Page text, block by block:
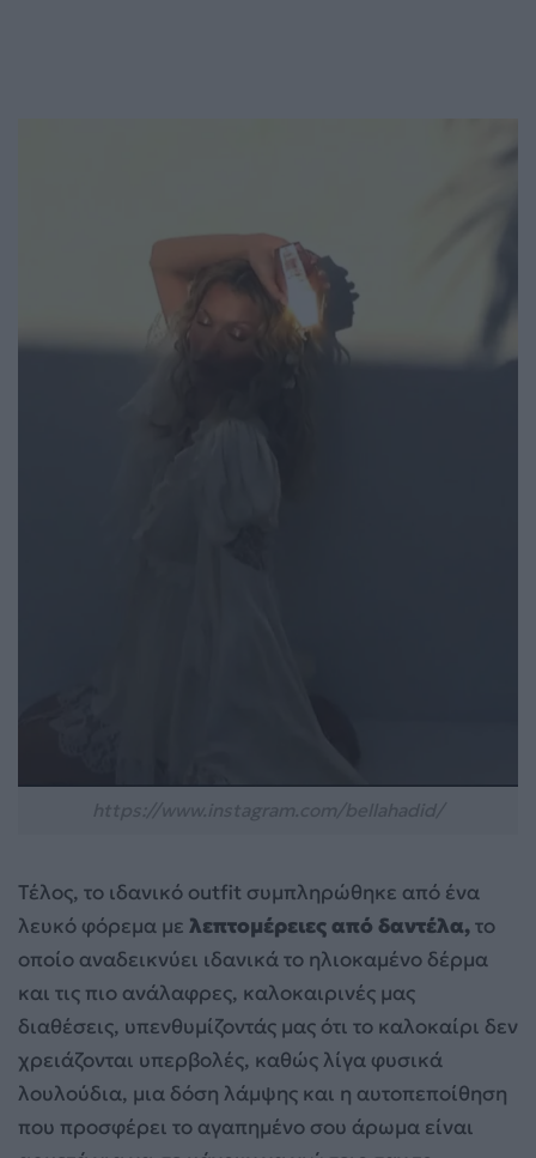
Τέλος, το ιδανικό outfit συμπληρώθηκε από ένα
λευκό φόρεμα με λεπτομέρειες από δαντέλα,το
οποίο αναδεικνύει ιδανικά το ηλιοκαμένο δέρμα
και τις πιο ανάλαφρες, καλοκαιρινές μας
διαθέσεις, υπενθυμίζοντάς μας ότι το καλοκαίρι δεν
χρειάζονται υπερβολές, καθώς λίγα φυσικά
λουλούδια, μια δόση λάμψης και η αυτοπεποίθηση
που προσφέρει το αγαπημένο σου άρωμα είναι